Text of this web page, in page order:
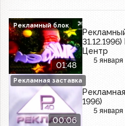
01:48
Центр
5 января
Рекламный блок
00:06
1996)
5 января
Рекламная заставка